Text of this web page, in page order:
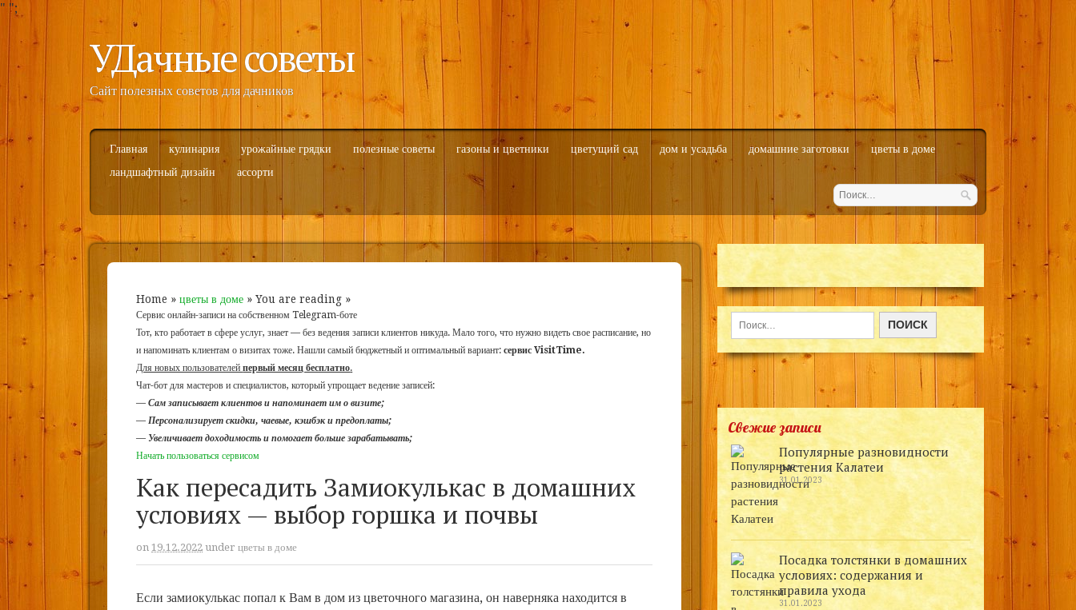
" ";
УДачные советы
Сайт полезных советов для дачников
Главная кулинария урожайные грядки полезные советы газоны и цветники цветущий сад дом и усадьба домашние заготовки
цветы в доме
ландшафтный дизайн
ассорти
Home »цветы в доме » You are reading »
Сервис онлайн-записи на собственном Telegram-боте
Тот, кто работает в сфере услуг, знает — без ведения записи клиентов никуда. Мало того, что нужно видеть свое расписание, но
и напоминать клиентам о визитах тоже. Нашли самый бюджетный и оптимальный вариант:сервис VisitTime.
Для новых пользователейпервый месяц бесплатно.
Чат-бот для мастеров и специалистов, который упрощает ведение записей:
—Сам записывает клиентов и напоминает им о визите;
—Персонализирует скидки, чаевые, кэшбэк и предоплаты;
— Увеличивает доходимость и помогает больше зарабатывать;
Начать пользоваться сервисом
Как пересадить Замиокулькас в домашних
условиях — выбор горшка и почвы
on19.12.2022 underцветы в доме
Если замиокулькас попал к Вам в дом из цветочного магазина, он наверняка находится в
Свежие записи
Популярные разновидности
растения Калатеи
31.01.2023
Посадка толстянки в домашних
условиях: содержания и
правила ухода
31.01.2023